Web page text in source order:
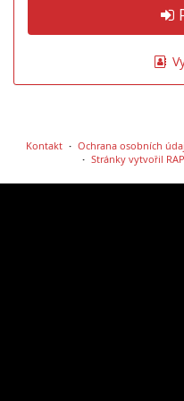
Kontakt Ochrana osobních
Stránky vytvořil